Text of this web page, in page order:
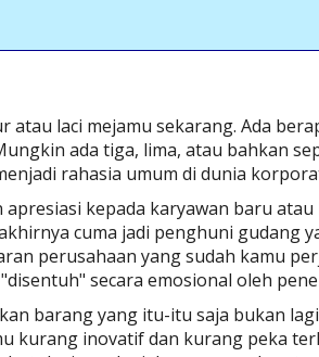
atau laci mejamu sekarang. Ada
ada tiga, lima, atau bahkan
rahasia umum di dunia
kepada karyawan baru
cuma jadi penghuni gudang
perusahaan yang sudah kamu
secara emosional oleh
barang yang itu-itu saja bukan
kurang inovatif dan kurang peka